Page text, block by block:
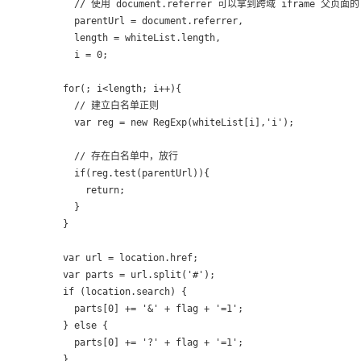
// 使用 document.referrer 可以拿到跨域 iframe 父页面
    parentUrl = document.referrer,
    length = whiteList.length,
    i = 0;
  for(; i<length; i++){
    // 建立白名单正则
    var reg = new RegExp(whiteList[i],'i');
    // 存在白名单中，放行
    if(reg.test(parentUrl)){
      return;
    }
  }
  var url = location.href;
  var parts = url.split('#');
  if (location.search) {
    parts[0] += '&' + flag + '=1';
  } else {
    parts[0] += '?' + flag + '=1';